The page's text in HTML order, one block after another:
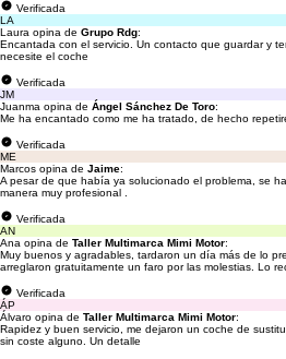
Verificada
LA
Laura opina de Grupo Rdg:
Encantada con el servicio. Un contacto que guardar y
necesite el coche
Verificada
JM
Juanma opina de Ángel Sánchez De Toro:
Me ha encantado como me ha tratado, de hecho
Verificada
ME
Marcos opina de Jaime:
A pesar de que había ya solucionado el problema, se
manera muy profesional .
Verificada
AN
Ana opina de Taller Multimarca Mimi Motor:
Muy buenos y agradables, tardaron un día más de lo
arreglaron gratuitamente un faro por las molestias. Lo
Verificada
ÁP
Álvaro opina de Taller Multimarca Mimi Motor:
Rapidez y buen servicio, me dejaron un coche de
sin coste alguno. Un detalle